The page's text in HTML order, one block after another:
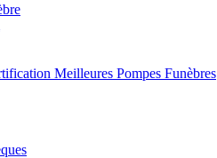
Meilleures Pompes Funèbres